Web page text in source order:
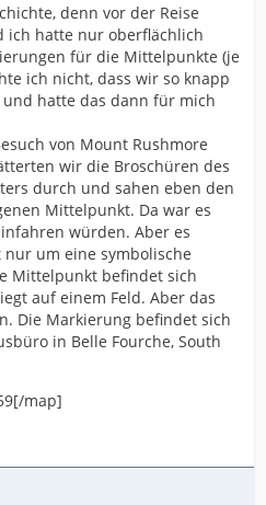
denn vor der Reise
ich hatte nur oberflächlich
für die Mittelpunkte (je
ich nicht, dass wir so knapp
hatte das dann für mich
von Mount Rushmore
wir die Broschüren des
durch und sahen eben den
Mittelpunkt. Da war es
würden. Aber es
um eine symbolische
Mittelpunkt befindet sich
auf einem Feld. Aber das
Die Markierung befindet sich
in Belle Fourche, South
map]